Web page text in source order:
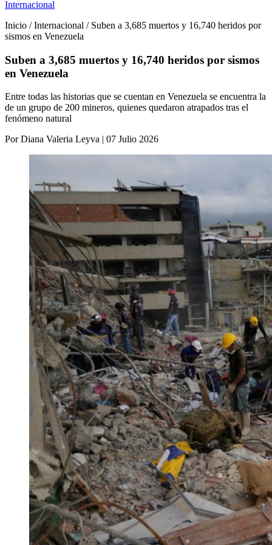
Internacional
Inicio / Internacional / Suben a 3,685 muertos y 16,740 heridos por
sismos en Venezuela
Suben a 3,685 muertos y 16,740 heridos por sismos
en Venezuela
Entre todas las historias que se cuentan en Venezuela se encuentra la
de un grupo de 200 mineros, quienes quedaron atrapados tras el
fenómeno natural
Por Diana Valeria Leyva | 07 Julio 2026